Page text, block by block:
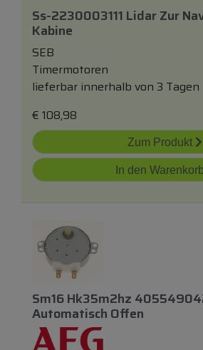
Ss-2230003111 Lidar Zur
Kabine
SEB
Timermotoren
lieferbar innerhalb von 3 Tagen
€ 108,98
Zum Produkt
In den Warenkorb
Sm16 Hk35m2hz
Automatisch Offen